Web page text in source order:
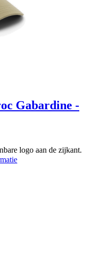
Gabardine -
logo aan de zijkant.